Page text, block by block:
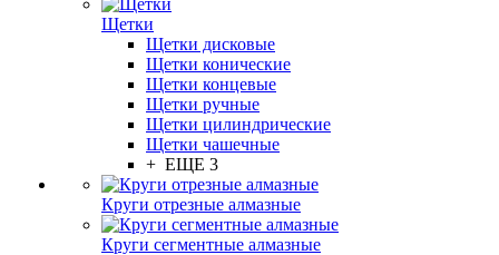
Щетки
Щетки дисковые
Щетки конические
Щетки концевые
Щетки ручные
Щетки цилиндрические
Щетки чашечные
+ ЕЩЕ 3
Круги отрезные алмазные
Круги сегментные алмазные